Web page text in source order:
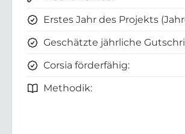
Erstes Jahr des Projekts
Geschätzte jährliche
Corsia förderfähig:
Methodik: